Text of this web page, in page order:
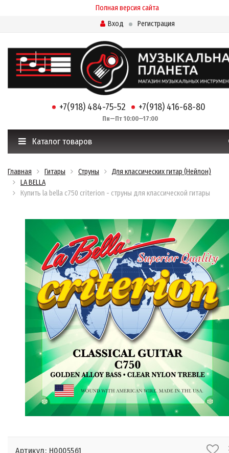
Полная версия сайта
Вход
Регистрация
+7(918) 484-75-52 +7(918) 416-68-80
Пн—Пт 10:00—17:00
Каталог товаров
Главная Гитары Струны
Для классических гитар (Нейлон)
LA BELLA
Купить la bella c750 criterion - струны для классической гитары
Артикул: Н0005561